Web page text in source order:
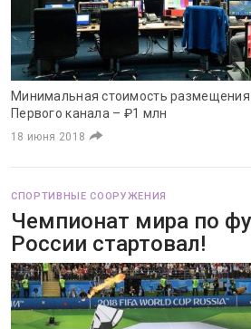
Минимальная стоимость
Первого канала – ₽1 млн
18 июня 2018
СПОРТИВНЫЕ СООРУЖЕНИЯ
Чемпионат мира по
России стартовал!